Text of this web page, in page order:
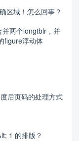
区域！怎么回事？
两个longtblr，并
figure浮动体
后页码的处理方式
1 的排版？